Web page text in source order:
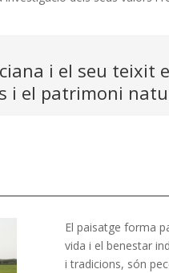
i el seu teixit
i el patrimoni
El paisatge forma
vida i el benestar
i tradicions, són